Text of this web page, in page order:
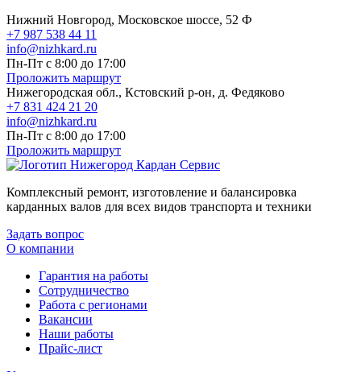
Нижний Новгород, Московское шоссе, 52 Ф
+7 987 538 44 11
info@nizhkard.ru
Пн-Пт с 8:00 до 17:00
Проложить маршрут
Нижегородская обл., Кстовский р-он, д. Федяково
+7 831 424 21 20
info@nizhkard.ru
Пн-Пт с 8:00 до 17:00
Проложить маршрут
Комплексный ремонт, изготовление и балансировка
карданных валов для всех видов транспорта и техники
Задать вопрос
О компании
Гарантия на работы
Сотрудничество
Работа с регионами
Вакансии
Наши работы
Прайс-лист